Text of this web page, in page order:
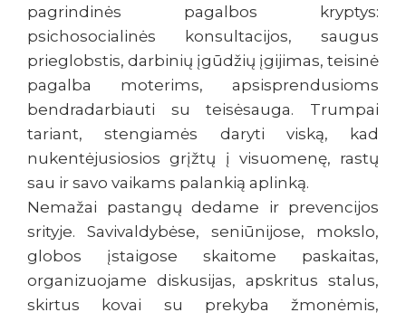
pagrindinės pagalbos kryptys:
psichosocialinės konsultacijos, saugus
prieglobstis, darbinių įgūdžių įgijimas, teisinė
pagalba moterims, apsisprendusioms
bendradarbiauti su teisėsauga. Trumpai
tariant, stengiamės daryti viską, kad
nukentėjusiosios grįžtų į visuomenę, rastų
sau ir savo vaikams palankią aplinką.
Nemažai pastangų dedame ir prevencijos
srityje. Savivaldybėse, seniūnijose, mokslo,
globos įstaigose skaitome paskaitas,
organizuojame diskusijas, apskritus stalus,
skirtus kovai su prekyba žmonėmis,